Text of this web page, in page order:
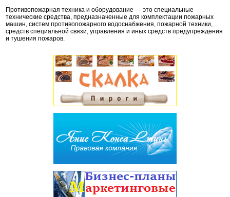
Противопожарная техника и оборудование — это специальные
технические средства, предназначенные для комплектации пожарных
машин, систем противопожарного водоснабжения, пожарной техники,
средств специальной связи, управления и иных средств предупреждения
и тушения пожаров.